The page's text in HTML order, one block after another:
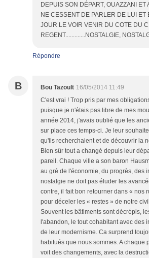
DEPUIS SON DÉPART, OUAZZANI ET
NE CESSENT DE PARLER DE LUI ET
JOUR LE VOIR VENIR DU COTE DU
REGENT.............NOSTALGIE,
Répondre
B Bou Tazoult 16/05/2014 11:49
C'est vrai ! Trop pris par mes
puisque je n'étais pas libre de mes
année 2014, j'avais oublié que les
sur place ces temps-ci. Je leur
qu'ils recherchaient et de découvrir la
Bien sûr tout a changé depuis leur
pareil. Chaque ville a son baron
au gré de l'économie, du progrès, des
nostalgie ne doit pas éluder les
contre, il fait bon retourner dans « nos
pour déceler les « restes » de notre
Souvent les bâtiments sont décrépis,
l'abandon, le tout cohabitant avec des
de leur modernisme. Ca surprend
habitués que nous sommes. A chaque
voit des changements, avec la